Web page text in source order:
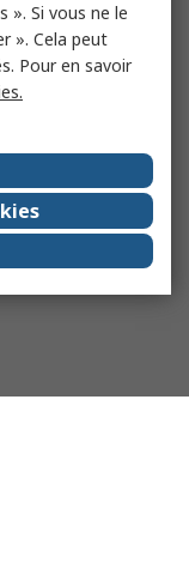
». Si vous ne le
». Cela peut
Pour en savoir